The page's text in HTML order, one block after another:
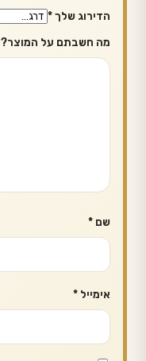
הדירוג שלך*
מה חשבתם על המוצר?
שם *
אימייל *